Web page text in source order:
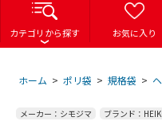
カテゴリから探す お気に入り
ホーム > ポリ袋 > 規格袋 >
メーカー：シモジマ ブランド：